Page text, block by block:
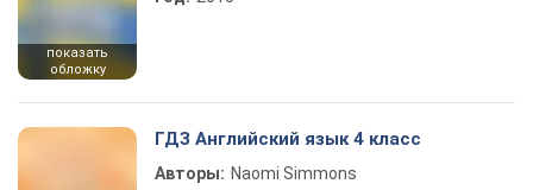
показать
обложку
ГДЗ Английский язык 4 класс
Авторы: Naomi Simmons